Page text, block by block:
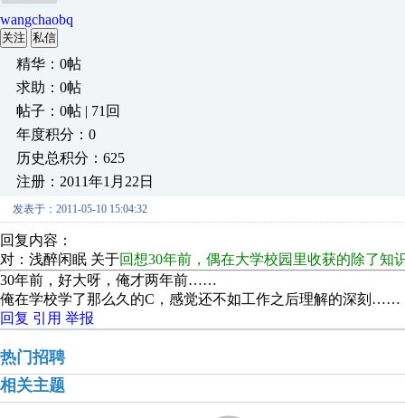
wangchaobq
关注 私信
精华：0帖
求助：0帖
帖子：0帖 | 71回
年度积分：0
历史总积分：625
注册：2011年1月22日
发表于：2011-05-10 15:04:32
回复内容：
对：浅醉闲眠 关于回想30年前，偶在大学校园里收获的除了
30年前，好大呀，俺才两年前……
俺在学校学了那么久的C，感觉还不如工作之后理解的深刻……
回复 引用 举报
热门招聘
相关主题